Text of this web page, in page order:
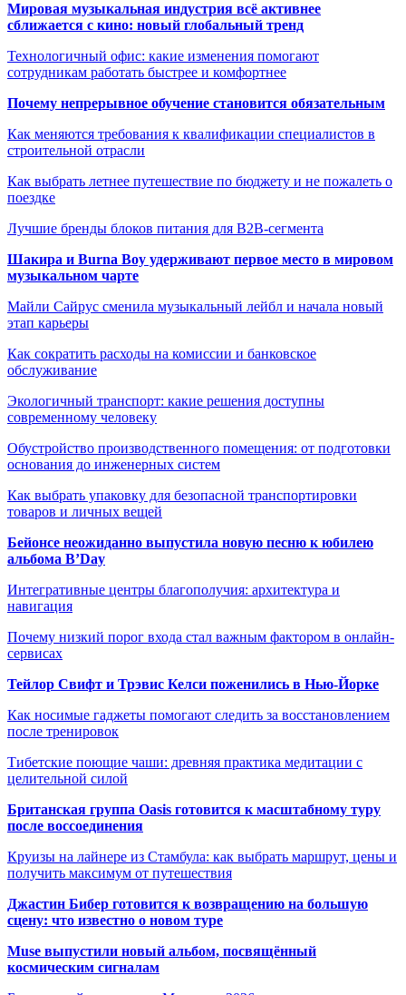
Мировая музыкальная индустрия всё активнее
сближается с кино: новый глобальный тренд
Технологичный офис: какие изменения помогают
сотрудникам работать быстрее и комфортнее
Почему непрерывное обучение становится обязательным
Как меняются требования к квалификации специалистов в
строительной отрасли
Как выбрать летнее путешествие по бюджету и не пожалеть о
поездке
Лучшие бренды блоков питания для B2B-сегмента
Шакира и Burna Boy удерживают первое место в мировом
музыкальном чарте
Майли Сайрус сменила музыкальный лейбл и начала новый
этап карьеры
Как сократить расходы на комиссии и банковское
обслуживание
Экологичный транспорт: какие решения доступны
современному человеку
Обустройство производственного помещения: от подготовки
основания до инженерных систем
Как выбрать упаковку для безопасной транспортировки
товаров и личных вещей
Бейонсе неожиданно выпустила новую песню к юбилею
альбома B’Day
Интегративные центры благополучия: архитектура и
навигация
Почему низкий порог входа стал важным фактором в онлайн-
сервисах
Тейлор Свифт и Трэвис Келси поженились в Нью-Йорке
Как носимые гаджеты помогают следить за восстановлением
после тренировок
Тибетские поющие чаши: древняя практика медитации с
целительной силой
Британская группа Oasis готовится к масштабному туру
после воссоединения
Круизы на лайнере из Стамбула: как выбрать маршрут, цены и
получить максимум от путешествия
Джастин Бибер готовится к возвращению на большую
сцену: что известно о новом туре
Muse выпустили новый альбом, посвящённый
космическим сигналам